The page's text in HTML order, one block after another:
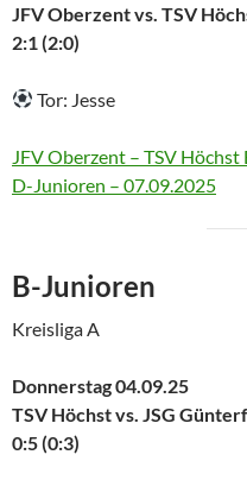
JFV Oberzent vs. TSV
2:1 (2:0)
Tor: Jesse
JFV Oberzent – TSV
D-Junioren – 07.09.2025
B-Junioren
Kreisliga A
Donnerstag 04.09.25
TSV Höchst vs. JSG
0:5 (0:3)